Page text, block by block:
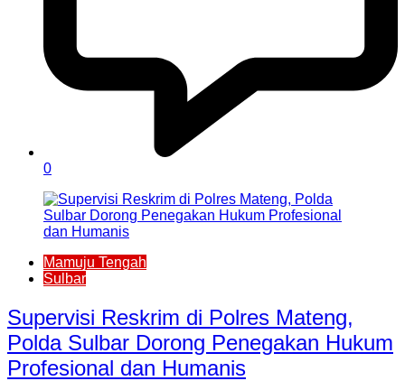
0
Mamuju Tengah
Sulbar
Supervisi Reskrim di Polres Mateng,
Polda Sulbar Dorong Penegakan Hukum
Profesional dan Humanis